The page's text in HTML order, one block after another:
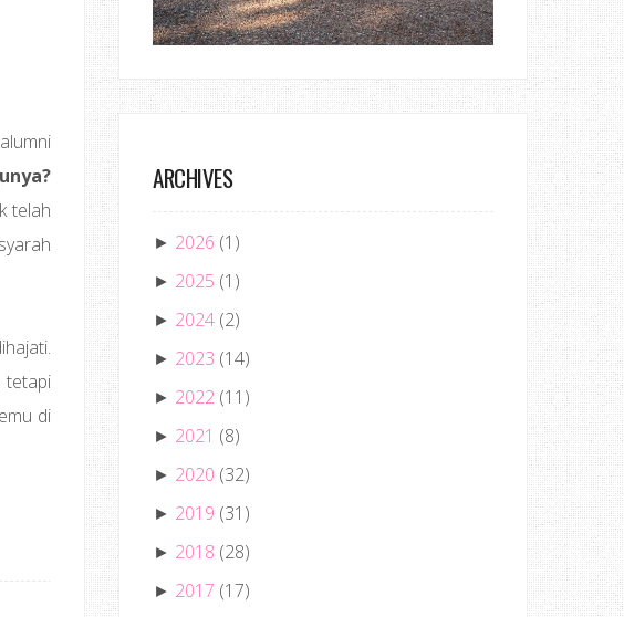
telah
tetapi
di
ARCHIVES
► 2026 (1)
► 2025 (1)
► 2024 (2)
► 2023 (14)
► 2022 (11)
► 2021 (8)
► 2020 (32)
► 2019 (31)
► 2018 (28)
► 2017 (17)